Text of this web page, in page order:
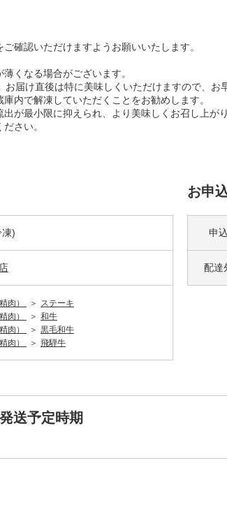
確認いただけますようお願いいたします。
くなる場合がございます。
届け直後は特に美味しくいただけますので、お
内で解凍していただくことをお勧めします。
が最小限に抑えられ、より美味しくお召し上が
さい。
)
肉）
ステーキ
肉）
和牛
肉）
黒毛和牛
肉） 飛騨牛
お申
申
配達
送予定時期